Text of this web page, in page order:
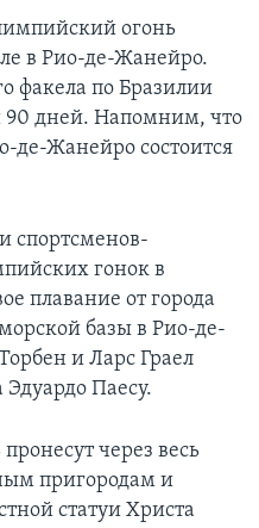
огонь
в Рио-де-Жанейро.
факела по Бразилии
90 дней. Напомним, что
де-Жанейро состоится
спортсменов-
гонок в
плавание от города
базы в Рио-де-
и Ларс Граел
Паесу.
через весь
пригородам и
статуи Христа